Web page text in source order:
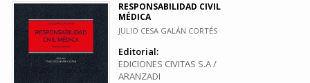
RESPONSABILIDAD CIVIL
MÉDICA
JULIO CESA GALÁN CORTÉS
Editorial:
EDICIONES CIVITAS S.A /
ARANZADI